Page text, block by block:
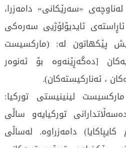
لە (10/7/2015) لەناوچەی «سەرێکانی» دامەزرا،
ئایدیۆلۆژیی سەرەکی
پێکهاتون لە: (مارکسیست
[دەگەڕێنەوە بۆ ئەنوەر
، ئەنارکیستەکان).
لینینیستی تورکیا:
تورکیایەو ساڵی
کایپاکایا) دامەزراوە. لەساڵی